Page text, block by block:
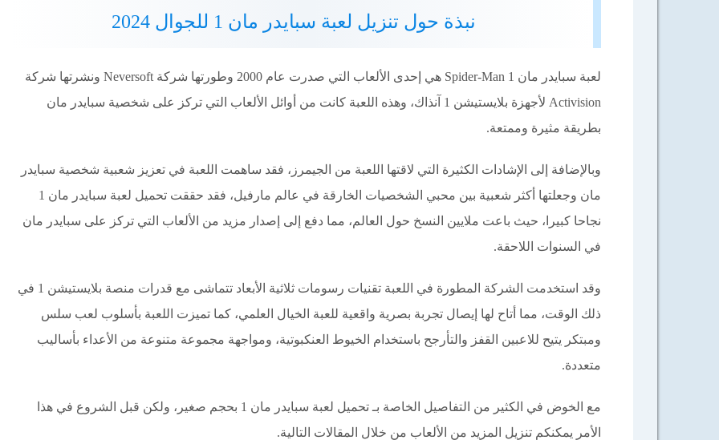
نبذة حول تنزيل لعبة سبايدر مان 1 للجوال 2024
لعبة سبايدر مان 1 Spider-Man هي إحدى الألعاب التي صدرت عام 2000 وطورتها شركة Neversoft ونشرتها شركة
Activision لأجهزة بلايستيشن 1 آنذاك، وهذه اللعبة كانت من أوائل الألعاب التي تركز على شخصية سبايدر مان
بطريقة مثيرة وممتعة.
وبالإضافة إلى الإشادات الكثيرة التي لاقتها اللعبة من الجيمرز، فقد ساهمت اللعبة في تعزيز شعبية شخصية سبايدر
مان وجعلتها أكثر شعبية بين محبي الشخصيات الخارقة في عالم مارفيل، فقد حققت تحميل لعبة سبايدر مان 1
نجاحا كبيرا، حيث باعت ملايين النسخ حول العالم، مما دفع إلى إصدار مزيد من الألعاب التي تركز على سبايدر مان
في السنوات اللاحقة.
وقد استخدمت الشركة المطورة في اللعبة تقنيات رسومات ثلاثية الأبعاد تتماشى مع قدرات منصة بلايستيشن 1 في
ذلك الوقت، مما أتاح لها إيصال تجربة بصرية واقعية للعبة الخيال العلمي، كما تميزت اللعبة بأسلوب لعب سلس
ومبتكر يتيح للاعبين القفز والتأرجح باستخدام الخيوط العنكبوتية، ومواجهة مجموعة متنوعة من الأعداء بأساليب
متعددة.
مع الخوض في الكثير من التفاصيل الخاصة بـ تحميل لعبة سبايدر مان 1 بحجم صغير، ولكن قبل الشروع في هذا
الأمر يمكنكم تنزيل المزيد من الألعاب من خلال المقالات التالية.